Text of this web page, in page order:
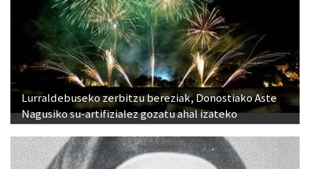
Lurraldebuseko zerbitzu bereziak, Donostiako Aste
Nagusiko su-artifizialez gozatu ahal izateko